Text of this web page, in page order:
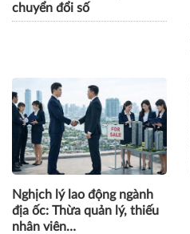
chuyển đổi số
Nghịch lý lao động ngành
địa ốc: Thừa quản lý, thiếu
nhân viên…